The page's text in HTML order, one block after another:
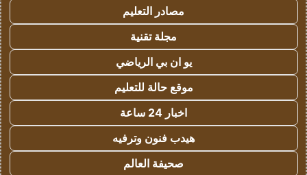
مصادر التعليم
مجلة تقنية
يو ان بي الرياضي
موقع حالة للتعليم
اخبار 24 ساعة
هيدب فنون وترفيه
صحيفة العالم